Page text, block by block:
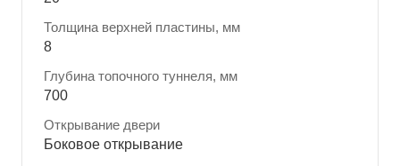
Толщина верхней пластины, мм
8
Глубина топочного туннеля, мм
700
Открывание двери
Боковое открывание